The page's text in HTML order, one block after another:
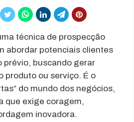
técnica de prospecção
abordar potenciais clientes
prévio, buscando gerar
produto ou serviço. É o
do mundo dos negócios,
que exige coragem,
inovadora.